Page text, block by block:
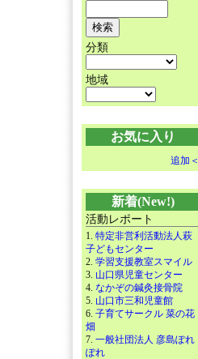
分類
地域
お気に入り
追加＜
新着(New!)
活動レポート
1. 特定非営利活動法人萩
子どもセンター
2. 学習支援教室スマイル
3. 山口県児童センター
4. なかぞの鍼灸接骨院
5. 山口市三和児童館
6. 子育てサークル 菜の花
畑
7. 一般社団法人 彦島ぽれ
ぽれ